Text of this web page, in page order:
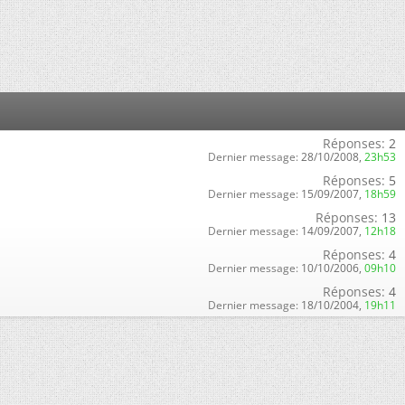
Réponses: 2
Dernier message: 28/10/2008, 23h53
Réponses: 5
Dernier message: 15/09/2007, 18h59
Réponses: 13
Dernier message: 14/09/2007, 12h18
Réponses: 4
Dernier message: 10/10/2006, 09h10
Réponses: 4
Dernier message: 18/10/2004, 19h11